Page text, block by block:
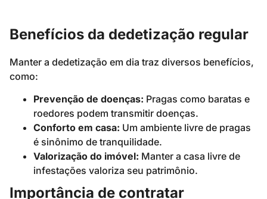
Benefícios da dedetização regular
Manter a dedetização em dia traz diversos benefícios,
como:
Prevenção de doenças: Pragas como baratas e
roedores podem transmitir doenças.
Conforto em casa: Um ambiente livre de pragas
é sinônimo de tranquilidade.
Valorização do imóvel: Manter a casa livre de
infestações valoriza seu patrimônio.
Importância de contratar